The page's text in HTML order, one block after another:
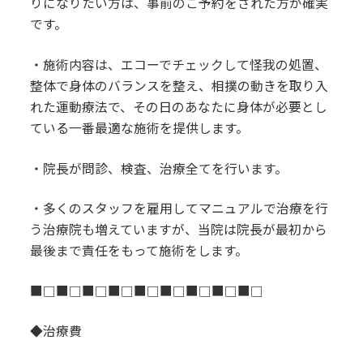
りになりたい方は、事前のご予約をされた方が確実
です。
・施術内容は、エコーでチェックして怪我の処置、
整体で身体のバランスを整え、相撲の動きを取り入
れた運動療法で、その日のあなたに身体が必要とし
ている一番最適な施術を提供します。
・院長が問診、検査、治療全てを行います。
・多くのスタッフを雇用してマニュアルで治療を行
う治療院も増えていますが、当院は院長が最初から
最後まで責任をもって施術をします。
■□■□■□■□■□■□■□■□■□
◆治療費